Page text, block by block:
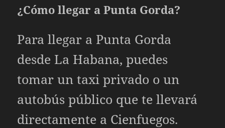
¿Cómo llegar a Punta Gorda?
Para llegar a Punta Gorda
desde La Habana, puedes
tomar un taxi privado o un
autobús público que te llevará
directamente a Cienfuegos.